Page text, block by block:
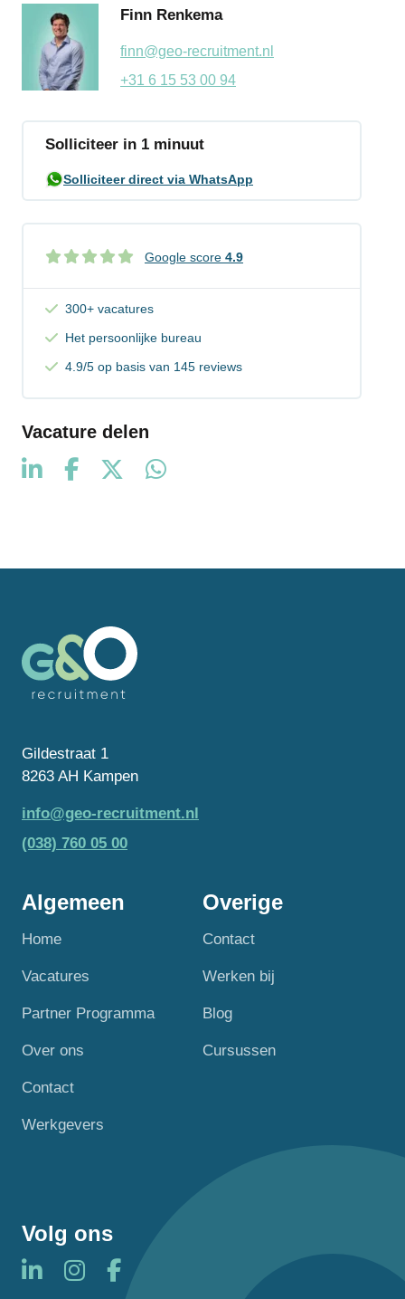
Finn Renkema
finn@geo-recruitment.nl
+31 6 15 53 00 94
Solliciteer in 1 minuut
Solliciteer direct via WhatsApp
Google score 4.9
300+ vacatures
Het persoonlijke bureau
4.9/5 op basis van 145 reviews
Vacature delen
Gildestraat 1
8263 AH Kampen
info@geo-recruitment.nl
(038) 760 05 00
Algemeen
Home
Vacatures
Partner Programma
Over ons
Contact
Werkgevers
Overige
Contact
Werken bij
Blog
Cursussen
Volg ons